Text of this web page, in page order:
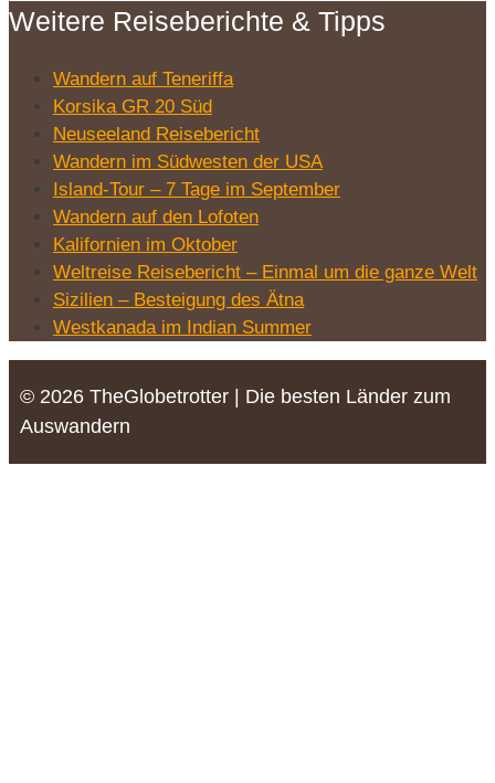
Weitere Reiseberichte & Tipps
Wandern auf Teneriffa
Korsika GR 20 Süd
Neuseeland Reisebericht
Wandern im Südwesten der USA
Island-Tour – 7 Tage im September
Wandern auf den Lofoten
Kalifornien im Oktober
Weltreise Reisebericht – Einmal um die ganze Welt
Sizilien – Besteigung des Ätna
Westkanada im Indian Summer
© 2026 TheGlobetrotter | Die besten Länder zum
Auswandern